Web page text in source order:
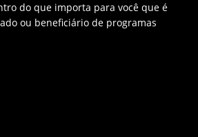
do que importa para você que é
ou beneficiário de programas